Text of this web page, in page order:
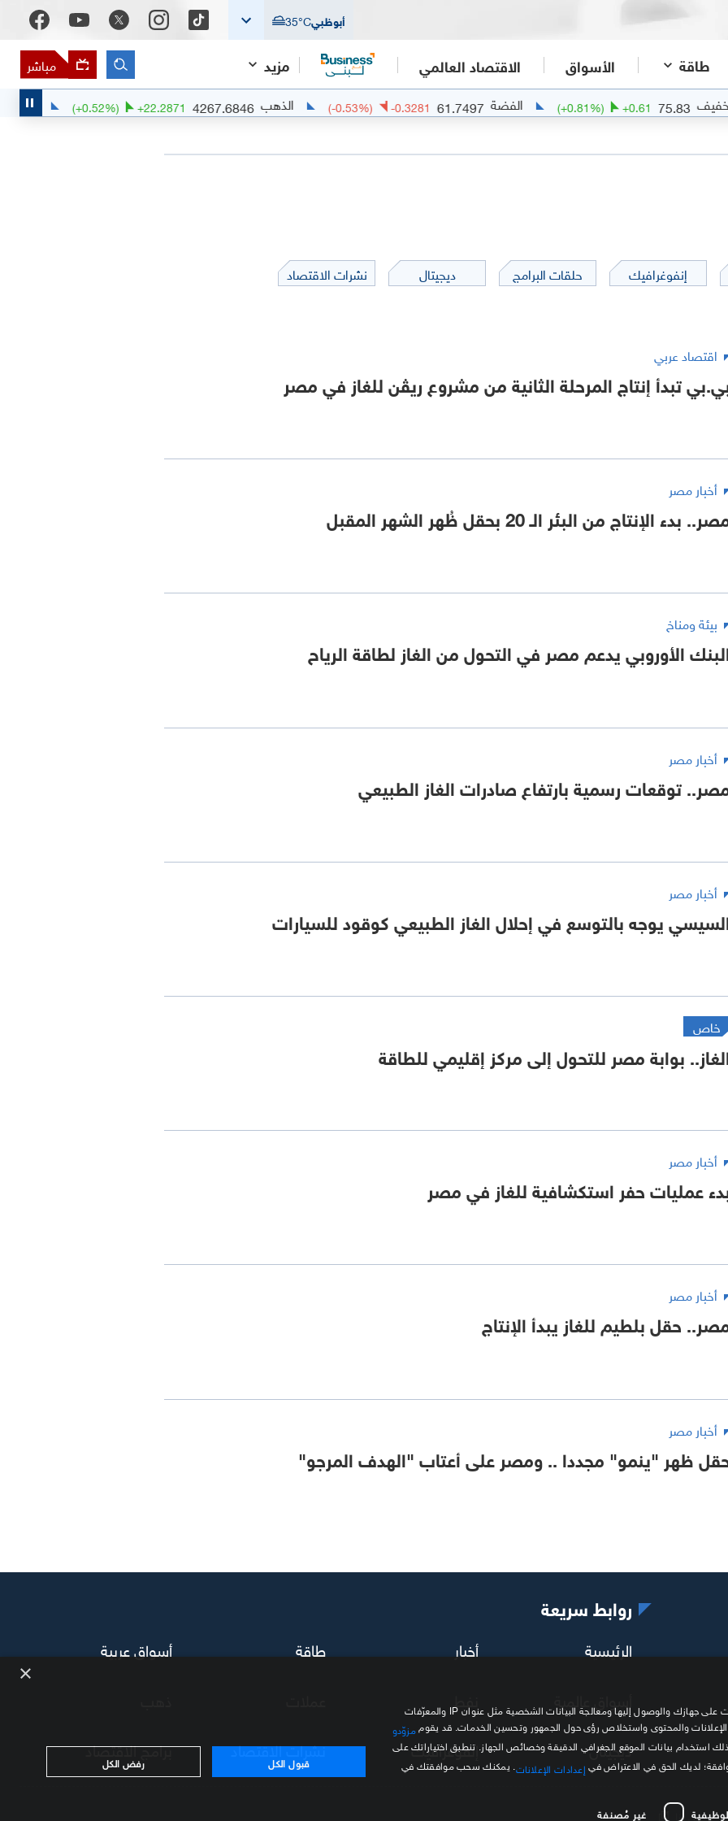
أبوظبي 35°C
طاقة الأسواق الاقتصاد العالمي مزيد
مباشر
75.83
+0.61
(+0.81%) الفضة 61.7497
-0.3281
(-0.53%) الذهب 4267.6846
+22.2871
(+0.52%) البلاديوم
إنفوغرافيك حلقات البرامج ديجيتال نشرات الاقتصاد
اقتصاد عربي
تبدأ إنتاج المرحلة الثانية من مشروع ريڤن للغاز في مصر
أخبار مصر
بدء الإنتاج من البئر الـ 20 بحقل ظُهر الشهر المقبل
بيئة ومناخ
الأوروبي يدعم مصر في التحول من الغاز لطاقة الرياح
أخبار مصر
توقعات رسمية بارتفاع صادرات الغاز الطبيعي
أخبار مصر
يوجه بالتوسع في إحلال الغاز الطبيعي كوقود للسيارات
خاص
بوابة مصر للتحول إلى مركز إقليمي للطاقة
أخبار مصر
عمليات حفر استكشافية للغاز في مصر
أخبار مصر
حقل بلطيم للغاز يبدأ الإنتاج
أخبار مصر
ظهر "ينمو" مجددا .. ومصر على أعتاب "الهدف المرجو"
روابط سريعة
الرئيسية أخبار طاقة
أسواق عربية
ديجيتال
إنفوغرافيك نشرات الاقتصاد برامج الاقتصاد
اتصل بنا
×
نحن وشركاؤنا نستخدم ملفات تعريف الارتباط وتقنيات مشابهة لتخزين المعلومات على جهازك والوصول إليها ومعالجة البيانات الشخصية مثل عنوان IP والمعرّفات
والمحتوى واستخلاص رؤى حول الجمهور وتحسين الخدمات. قد يقوم مزوّدو
استخدام بيانات الموقع الجغرافي الدقيقة وخصائص الجهاز. تنطبق اختياراتك على
لديك الحق في الاعتراض في إعدادات الإعلانات . يمكنك سحب موافقتك في
غير مُصنفة
قبول الكل رفض الكل